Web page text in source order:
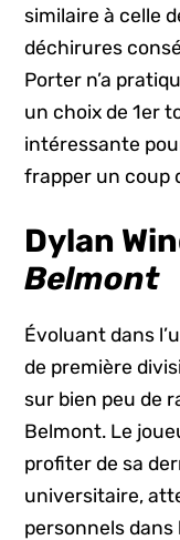
similaire à celle
déchirures
Porter n’a
un choix de 1er
intéressante
frapper un coup
Dylan
Belmont
Évoluant dans
de première
sur bien peu de
Belmont. Le
profiter de sa
universitaire,
personnels dans